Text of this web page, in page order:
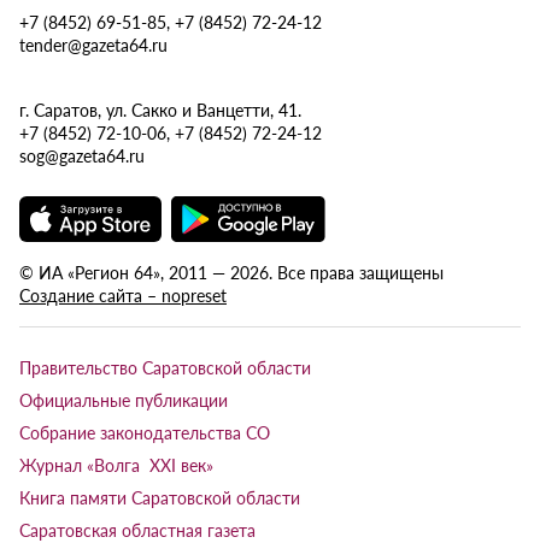
+7 (8452) 69-51-85, +7 (8452) 72-24-12
tender@gazeta64.ru
г. Саратов, ул. Сакко и Ванцетти, 41.
+7 (8452) 72-10-06, +7 (8452) 72-24-12
sog@gazeta64.ru
© ИА «Регион 64», 2011 — 2026. Все права защищены
Создание сайта – nopreset
Правительство Саратовской области
Официальные публикации
Собрание законодательства СО
Журнал «Волга XXI век»
Книга памяти Саратовской области
Саратовская областная газета